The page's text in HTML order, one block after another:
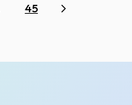
45 Suivant